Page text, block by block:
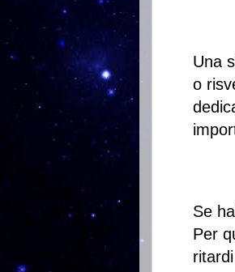
Una
o
Se
Per